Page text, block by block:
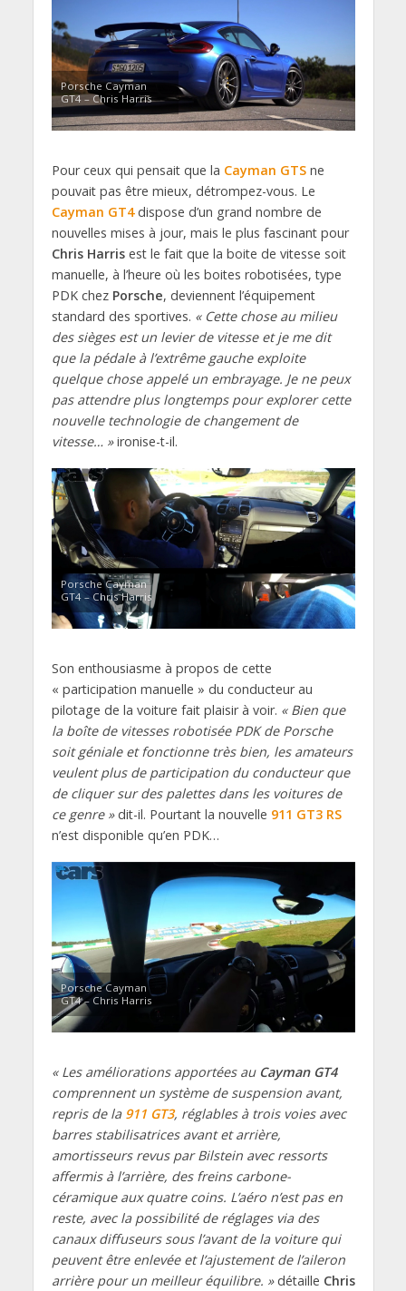
Porsche Cayman
GT4 – Chris Harris
Pour ceux qui pensait que la Cayman GTSne
pouvait pas être mieux, détrompez-vous. Le
Cayman GT4dispose d’un grand nombre de
nouvelles mises à jour, mais le plus fascinant pour
Chris Harrisest le fait que la boite de vitesse soit
manuelle, à l’heure où les boites robotisées, type
PDK chez Porsche, deviennent l’équipement
standard des sportives. « Cette chose au milieu
des sièges est un levier de vitesse et je me dit
que la pédale à l’extrême gauche exploite
quelque chose appelé un embrayage. Je ne peux
pas attendre plus longtemps pour explorer cette
nouvelle technologie de changement de
vitesse… »ironise-t-il.
Porsche Cayman
GT4 – Chris Harris
Son enthousiasme à propos de cette
« participation manuelle » du conducteur au
pilotage de la voiture fait plaisir à voir. « Bien que
la boîte de vitesses robotisée PDK de Porsche
soit géniale et fonctionne très bien, les amateurs
veulent plus de participation du conducteur que
de cliquer sur des palettes dans les voitures de
ce genre »dit-il. Pourtant la nouvelle 911 GT3 RS
n’est disponible qu’en PDK…
Porsche Cayman
GT4 – Chris Harris
« Les améliorations apportées au Cayman GT4
comprennent un système de suspension avant,
repris de la 911 GT3, réglables à trois voies avec
barres stabilisatrices avant et arrière,
amortisseurs revus par Bilstein avec ressorts
affermis à l’arrière, des freins carbone-
céramique aux quatre coins. L’aéro n’est pas en
reste, avec la possibilité de réglages via des
canaux diffuseurs sous l’avant de la voiture qui
peuvent être enlevée et l’ajustement de l’aileron
arrière pour un meilleur équilibre. »détaille Chris